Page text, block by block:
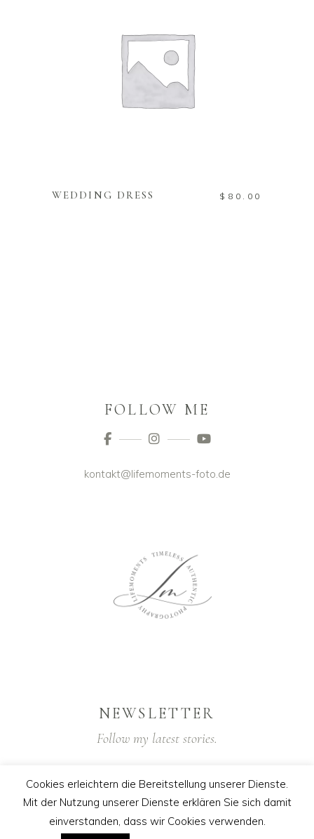
WEDDING DRESS $ 80.00
FOLLOW ME
kontakt@lifemoments-foto.de
NEWSLETTER
Follow my latest stories.
Cookies erleichtern die Bereitstellung unserer Dienste.
Mit der Nutzung unserer Dienste erklären Sie sich damit
einverstanden, dass wir Cookies verwenden.